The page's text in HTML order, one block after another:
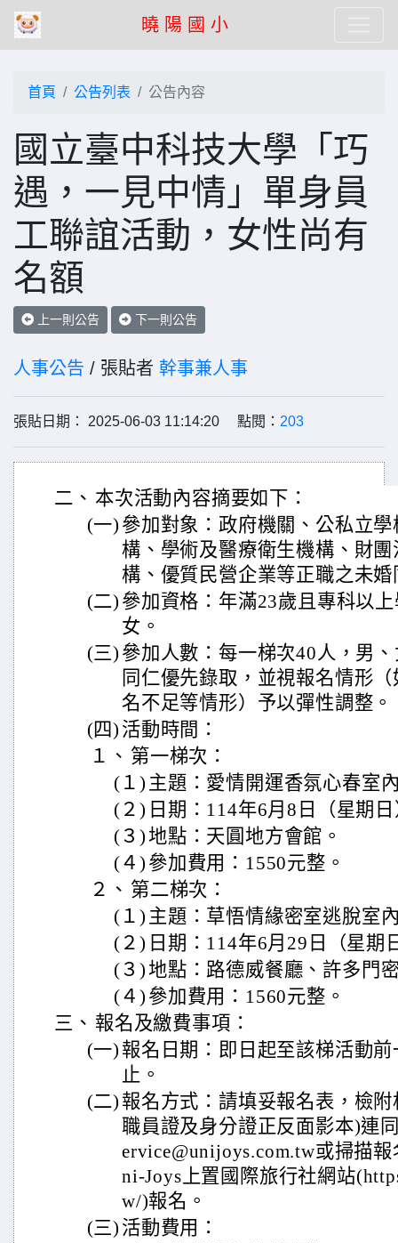
曉 陽 國 小
首頁 公告列表 公告內容
國立臺中科技大學「巧
遇，一見中情」單身員
工聯誼活動，女性尚有
名額
上一則公告 下一則公告
人事公告 / 張貼者 幹事兼人事
張貼日期： 2025-06-03 11:14:20 點閱： 203
二、 本次活動內容摘要如下：
(一) 參加對象：政府機關、公私立
構、學術及醫療衛生機構、財
構、優質民營企業等正職之未婚
(二) 參加資格：年滿23歲且專科以
女。
(三) 參加人數：每一梯次40人，男
同仁優先錄取，並視報名情形
名不足等情形）予以彈性調整。
(四) 活動時間：
１、 第一梯次：
(１) 主題：愛情開運香氛心春室
(２) 日期：114年6月8日（星期
(３)地點：天圓地方會館。
(４) 參加費用：1550元整。
２、 第二梯次：
(１) 主題：草悟情緣密室逃脫室
(２) 日期：114年6月29日（星期
(３)地點：路德威餐廳、許多門
(４) 參加費用：1560元整。
三、 報名及繳費事項：
(一) 報名日期：即日起至該梯活動
止。
(二) 報名方式：請填妥報名表，檢
職員證及身分證正反面影本)連
ervice@unijoys.com.tw或掃描
ni-Joys上置國際旅行社網站
w/)報名。
(三) 活動費用：